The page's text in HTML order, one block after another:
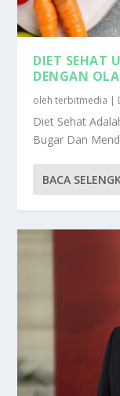
DIET SEHAT
DENGAN
olehterbitmedia |
Diet Sehat
Bugar Dan
BACA